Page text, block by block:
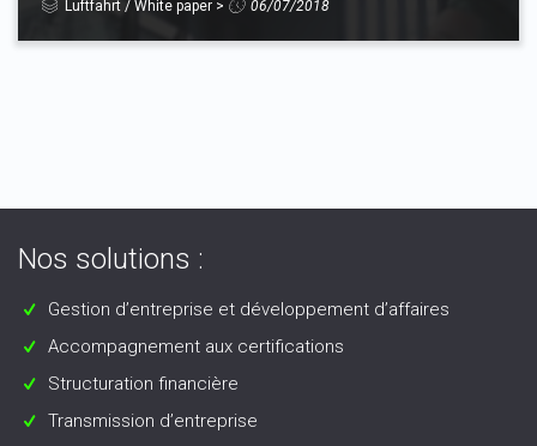
Luftfahrt / White paper > 06/07/2018
Nos solutions :
Gestion d’entreprise et développement d’affaires
Accompagnement aux certifications
Structuration financière
Transmission d’entreprise